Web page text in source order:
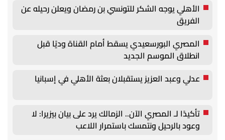
الأهلي يوجه الشكر للتونسي بن رمضان ويعلن رحيله عن
الفريق
المصري البورسعيدي يسقط أمام القناة وديًا قبل
انطلاق الموسم الجديد
عدلي وعبد العزيز يستقبلان بعثة الأهلي في إسبانيا
تأكيدًا لـ المصري الآن.. الزمالك يرد على بيان بيزيرا: لا
وعود بالرحيل ونتمسك باستمرار اللاعب